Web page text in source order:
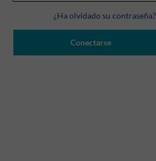
¿Ha olvidado su contraseña?
Conectarse